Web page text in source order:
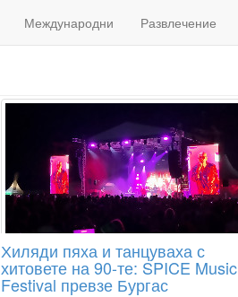
Международни Развлечение
Хиляди пяха и танцуваха с
хитовете на 90-те: SPICE Music
Festival превзе Бургас